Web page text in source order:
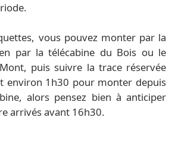
vous pouvez monter par la
par la télécabine du Bois ou le
puis suivre la trace réservée
environ 1h30 pour monter depuis
alors pensez bien à anticiper
arrivés avant 16h30.